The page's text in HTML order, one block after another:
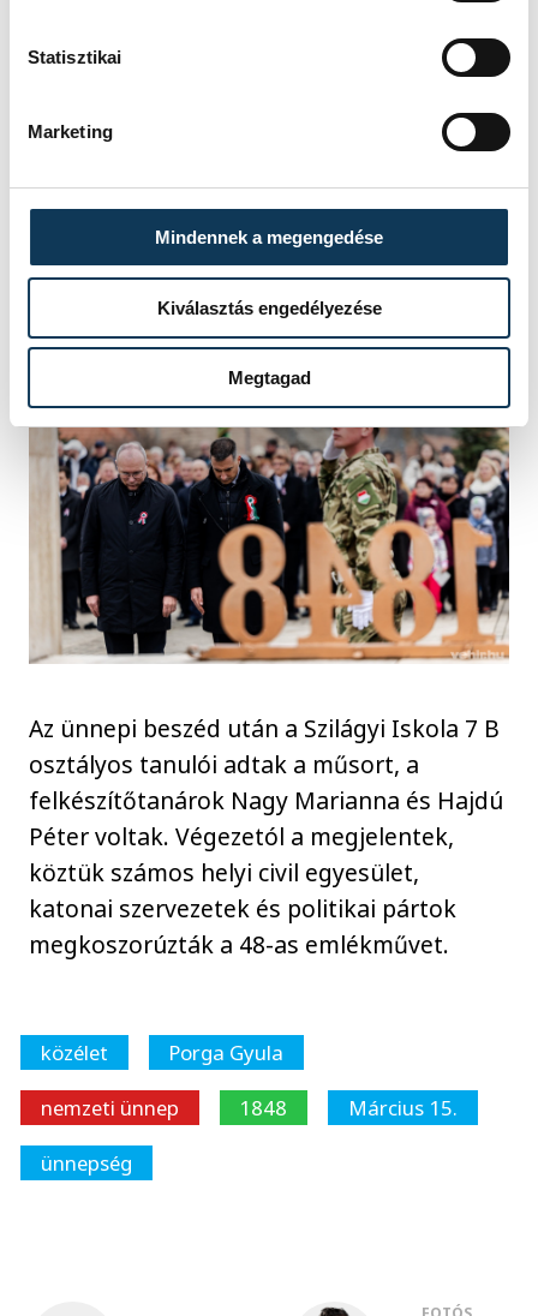
Statisztikai
Marketing
Mindennek a megengedése
Kiválasztás engedélyezése
Megtagad
49-ben is harcoltak egy eszköznek nevezte,
ami szükséges ahhoz, hogy megvalósítsuk
álmainkat.
Az ünnepi beszéd után a Szilágyi Iskola 7 B
osztályos tanulói adtak a műsort, a
felkészítőtanárok Nagy Marianna és Hajdú
Péter voltak. Végezetól a megjelentek,
köztük számos helyi civil egyesület,
katonai szervezetek és politikai pártok
megkoszorúzták a 48-as emlékművet.
közélet
Porga Gyula
nemzeti ünnep
1848
Március 15.
ünnepség